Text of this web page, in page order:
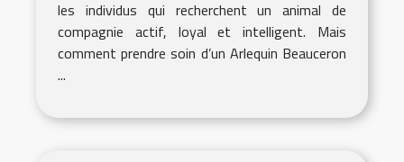
les individus qui recherchent un animal de
compagnie actif, loyal et intelligent. Mais
comment prendre soin d’un Arlequin Beauceron
...